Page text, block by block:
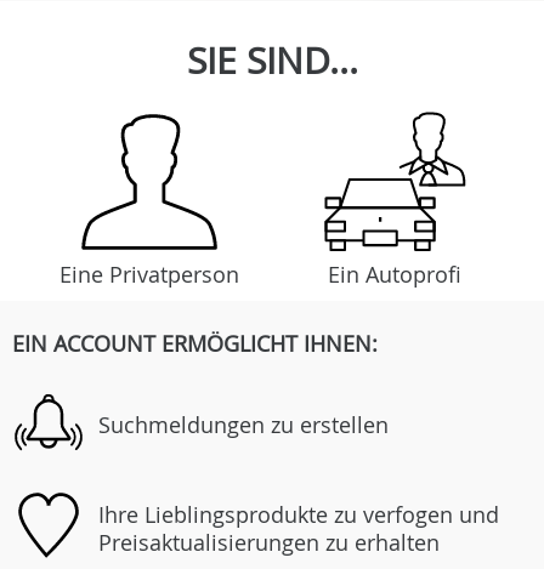
SIE SIND...
Eine Privatperson Ein Autoprofi
EIN ACCOUNT ERMÖGLICHT IHNEN:
Suchmeldungen zu erstellen
Ihre Lieblingsprodukte zu verfogen und
Preisaktualisierungen zu erhalten